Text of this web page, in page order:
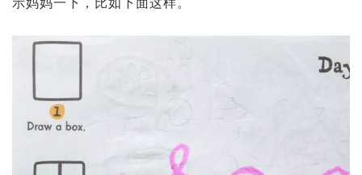
示妈妈一下，比如下面这样。